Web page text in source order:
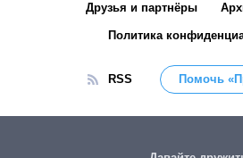
Друзья и партнёры
Политика
RSS Помочь